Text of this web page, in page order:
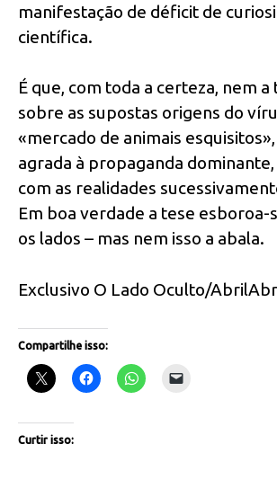
manifestação de déficit de
científica.
É que, com toda a certeza, nem
sobre as supostas origens do
«mercado de animais
agrada à propaganda
com as realidades
Em boa verdade a tese esboroa-
os lados – mas nem isso a abala.
Exclusivo O Lado Oculto/
Compartilhe isso:
Curtir isso: